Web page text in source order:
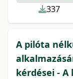
337
A pilóta
kérdései -